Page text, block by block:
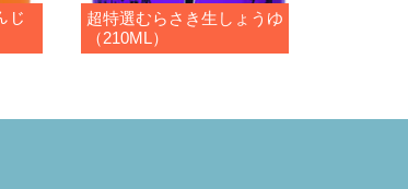
じ
超特選むらさき生しょうゆ
（210ML）